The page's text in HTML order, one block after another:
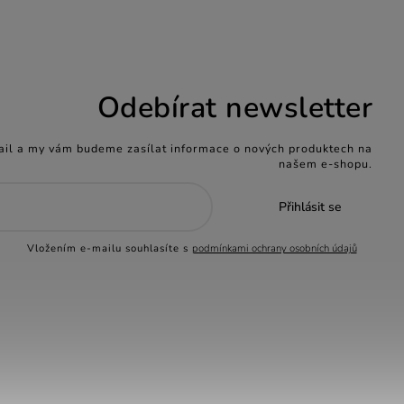
Odebírat newsletter
a my vám budeme zasílat informace o nových produktech na
našem e-shopu.
Vložením e-mailu souhlasíte s podmínkami ochrany osobních údajů
Přihlásit se